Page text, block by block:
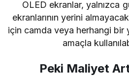
OLED ekranlar, yalnızca
ekranlarının yerini
için camda veya herhangi bir
amaçla
Peki Maliyet